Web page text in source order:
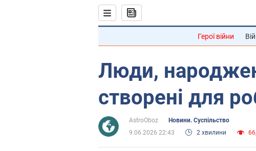
Герої війни
Люди,
створені для
AstroOboz
Новини. Суспільство
9.06.2026 22:43
2 хвилини